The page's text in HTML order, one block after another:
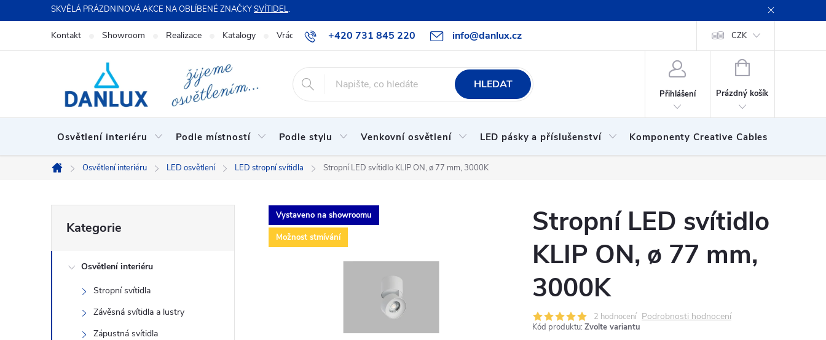
na
SKVĚLÁ PRÁZDNINOVÁ AKCE NA OBLÍBENÉ ZNAČKYSVÍTIDEL.
+420 731 845 220 info@danlux.cz
Kontakt Showroom Realizace Katalogy Vrácení zboží a reklamace O nás B2B spolupráce Hodnocení obchodu Podmínky ochrany
CZK
HLEDAT
Přihlášení
NÁKUPNÍ
Prázdný košík
Osvětlení interiéru Podle místností Podle stylu Venkovní osvětlení LED pásky a příslušenství Komponenty Creative Cables
Domů
Osvětlení interiéru LED osvětlení LED stropní svítidla Stropní LED svítidlo KLIP ON, ø 77 mm, 3000K
o
kategorie
Kategorie
Osvětlení interiéru
Stropní svítidla
Závěsná svítidla a lustry
Zápustná svítidla
Vystaveno na showroomu
Možnost stmívání
Stropní LED svítidlo
KLIP ON, ø 77 mm,
3000K
2 hodnocení Podrobnosti hodnocení
Kód produktu: Zvolte variantu